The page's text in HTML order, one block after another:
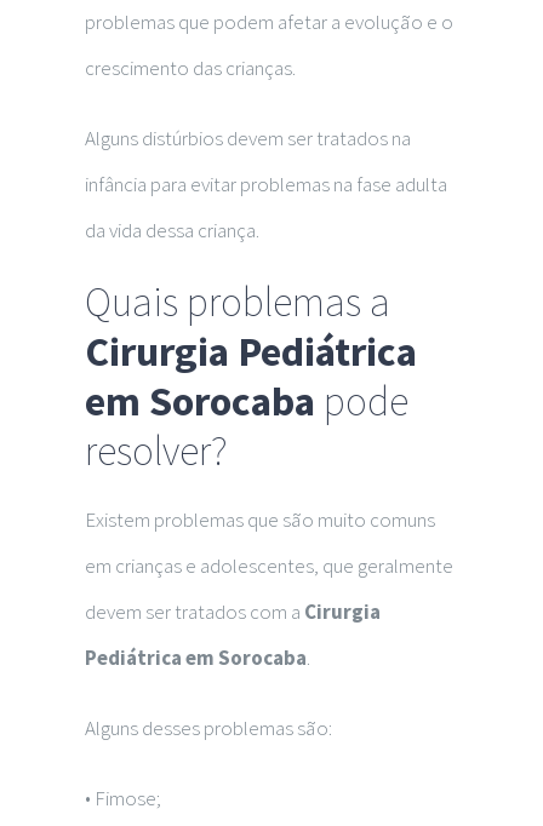
problemas que podem afetar a evolução e o
crescimento das crianças.
Alguns distúrbios devem ser tratados na
infância para evitar problemas na fase adulta
da vida dessa criança.
Quais problemas a
Cirurgia Pediátrica
em Sorocaba pode
resolver?
Existem problemas que são muito comuns
em crianças e adolescentes, que geralmente
devem ser tratados com a Cirurgia
Pediátrica em Sorocaba.
Alguns desses problemas são:
• Fimose;